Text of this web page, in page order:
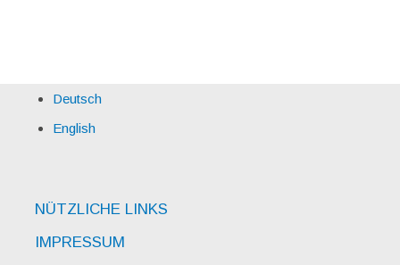
Deutsch
English
NÜTZLICHE LINKS
IMPRESSUM